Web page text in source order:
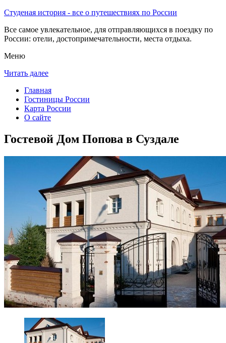
Студеная история - все о путешествиях по России
Все самое увлекательное, для отправляющихся в поездку по
России: отели, достопримечательности, места отдыха.
Меню
Читать далее
Главная
Гостиницы России
Карта России
О сайте
Гостевой Дом Попова в Суздале